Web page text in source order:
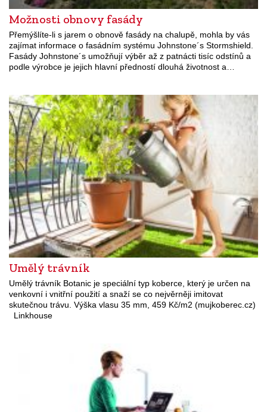
Možnosti obnovy fasády
Přemýšlíte-li s jarem o obnově fasády na chalupě, mohla by vás
zajímat informace o fasádním systému Johnstone´s Stormshield.
Fasády Johnstone´s umožňují výběr až z patnácti tisíc odstínů a
podle výrobce je jejich hlavní předností dlouhá životnost a…
Umělý trávník
Umělý trávník Botanic je speciální typ koberce, který je určen na
venkovní i vnitřní použití a snaží se co nejvěrněji imitovat
skutečnou trávu. Výška vlasu 35 mm, 459 Kč/m2 (mujkoberec.cz)
Linkhouse